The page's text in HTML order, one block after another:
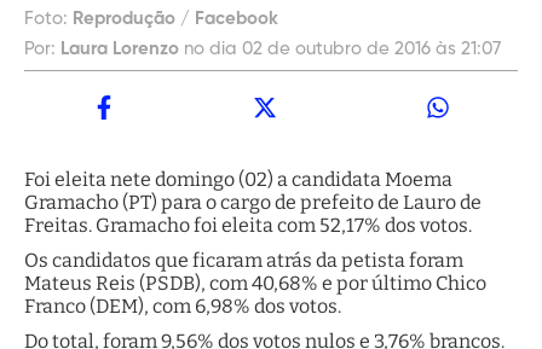
Foto: Reprodução / Facebook
Por: Laura Lorenzo no dia 02 de outubro de 2016 às 21:07
Foi eleita nete domingo (02) a candidata Moema
Gramacho (PT) para o cargo de prefeito de Lauro de
Freitas. Gramacho foi eleita com 52,17% dos votos.
Os candidatos que ficaram atrás da petista foram
Mateus Reis (PSDB), com 40,68% e por último Chico
Franco (DEM), com 6,98% dos votos.
Do total, foram 9,56% dos votos nulos e 3,76% brancos.